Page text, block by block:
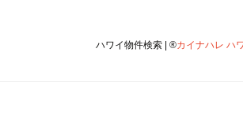
ハワイ物件検索 | ®カイナハレ ハ